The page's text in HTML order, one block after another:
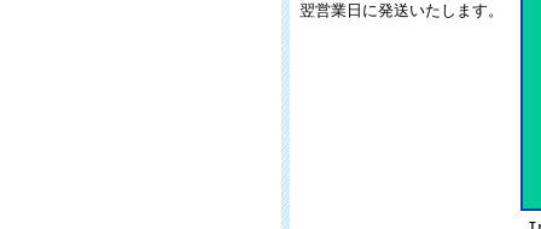
翌営業日に発送いたします。